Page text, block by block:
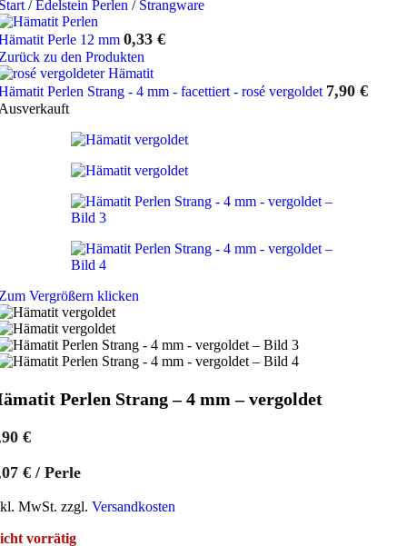
/ Edelstein Perlen / Strangware
Perle 12 mm 0,33 €
zu den Produkten
Perlen Strang - 4 mm - facettiert - rosé vergoldet 7,90 €
Vergrößern klicken
Perlen Strang – 4 mm – vergoldet
€
€ / Perle
MwSt. zzgl. Versandkosten
vorrätig